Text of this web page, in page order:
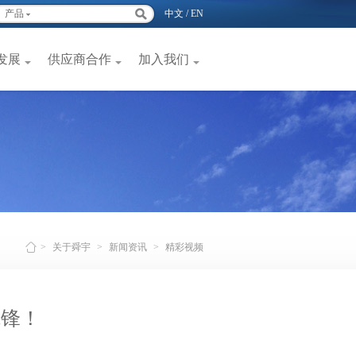
产品 中文 /EN
展 供应商合作 加入我们
> 关于舜宇 > 新闻资讯 > 精彩视频
！